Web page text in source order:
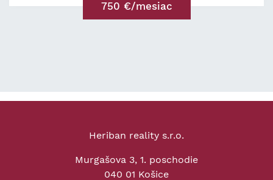
750 €/mesiac
Heriban reality s.r.o.
Murgašova 3, 1. poschodie
040 01 Košice